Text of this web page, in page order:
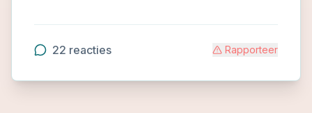
22 reacties Rapporteer